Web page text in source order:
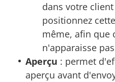
dans votre
positionnez
même, afin que
n'apparaisse
Aperçu : permet
aperçu avant